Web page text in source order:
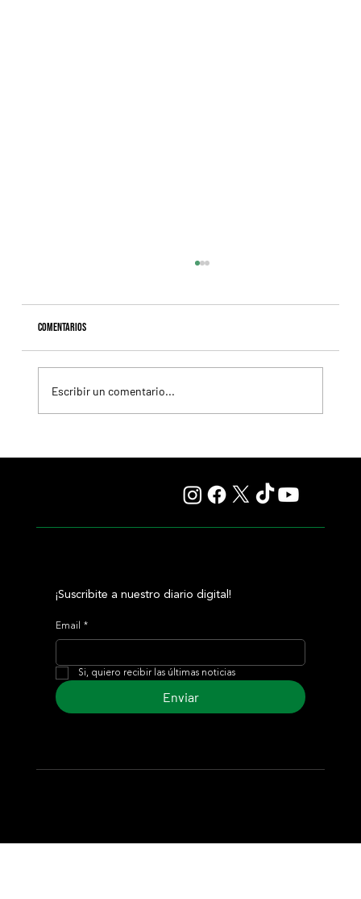
Comentarios
Escribir un comentario...
¡Suscribite a nuestro diario digital!
Email *
Si, quiero recibir las últimas noticias
Enviar